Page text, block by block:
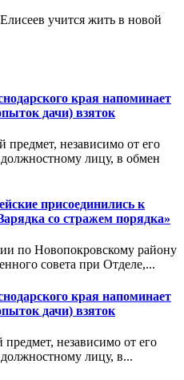
учится жить в новой
края напоминает
дачи) взяток
предмет, независимо от его
лицу, в обмен
присоединились к
со стражем порядка»
по Новопокровскому району
совета при Отделе,...
края напоминает
дачи) взяток
предмет, независимо от его
лицу, в...